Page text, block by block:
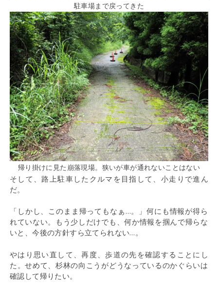
駐車場まで戻ってきた
帰り掛けに見た崩落現場。狭いが車が通れないことはない
そして、路上駐車したクルマを目指して、小走りで進ん
だ。
「しかし、このまま帰ってもなぁ…。」何にも情報が得ら
れていない。もう少しだけでも、何か情報を掴んで帰らな
いと、今後の方針すら立てられない…。
やはり思い直して、再度、歩道の先を確認することにし
た。せめて、杉林の向こうがどうなっているのかぐらいは
確認して帰りたい。